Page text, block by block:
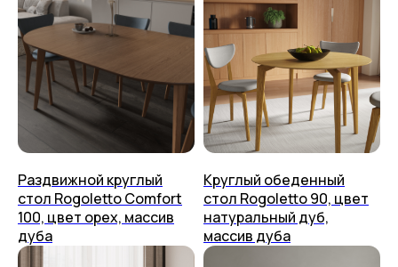
Раздвижной круглый
стол Rogoletto Comfort
100, цвет орех, массив
дуба
Круглый обеденный
стол Rogoletto 90, цвет
натуральный дуб,
массив дуба